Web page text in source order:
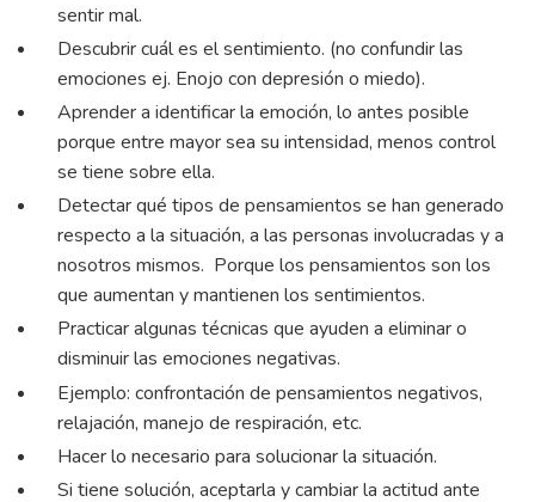
sentir mal.
Descubrir cuál es el sentimiento. (no confundir las
emociones ej. Enojo con depresión o miedo).
Aprender a identificar la emoción, lo antes posible
porque entre mayor sea su intensidad, menos control
se tiene sobre ella.
Detectar qué tipos de pensamientos se han generado
respecto a la situación, a las personas involucradas y a
nosotros mismos. Porque los pensamientos son los
que aumentan y mantienen los sentimientos.
Practicar algunas técnicas que ayuden a eliminar o
disminuir las emociones negativas.
Ejemplo: confrontación de pensamientos negativos,
relajación, manejo de respiración, etc.
Hacer lo necesario para solucionar la situación.
Si tiene solución, aceptarla y cambiar la actitud ante